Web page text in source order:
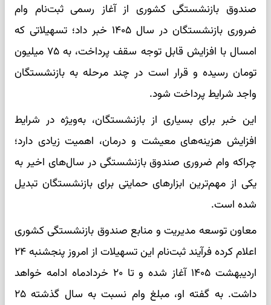
صندوق بازنشستگی کشوری از آغاز رسمی ثبت‌نام وام
ضروری بازنشستگان در سال ۱۴۰۵ خبر داد؛ تسهیلاتی که
امسال با افزایش قابل توجه سقف پرداخت، به ۷۵ میلیون
تومان رسیده و قرار است در چند مرحله به بازنشستگان
واجد شرایط پرداخت شود.
این خبر برای بسیاری از بازنشستگان، به‌ویژه در شرایط
افزایش هزینه‌های معیشت و درمان، اهمیت زیادی دارد؛
چراکه وام ضروری صندوق بازنشستگی در سال‌های اخیر به
یکی از مهم‌ترین ابزارهای حمایتی برای بازنشستگان تبدیل
شده است.
معاون توسعه مدیریت و منابع صندوق بازنشستگی کشوری
اعلام کرده فرآیند ثبت‌نام این تسهیلات از امروز پنجشنبه ۲۴
اردیبهشت ۱۴۰۵ آغاز شده و تا ۲۰ خردادماه ادامه خواهد
داشت. به گفته او، مبلغ وام نسبت به سال گذشته ۲۵